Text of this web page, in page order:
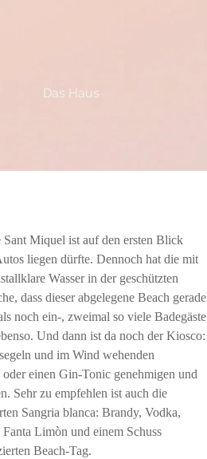
Das Haus
Sant Miquel ist auf den ersten Blick
liegen dürfte. Dennoch hat die mit
Wasser in der geschützten
dass dieser abgelegene Beach gerade
noch ein-, zweimal so viele Badegäste
Und dann ist da noch der Kiosco:
und im Wind wehenden
einen Gin-Tonic genehmigen und
Sehr zu empfehlen ist auch die
Sangria blanca: Brandy, Vodka,
Limòn und einem Schuss
Beach-Tag.